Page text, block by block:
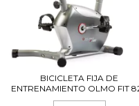
BICICLETA FIJA DE
ENTRENAMIENTO OLMO FIT